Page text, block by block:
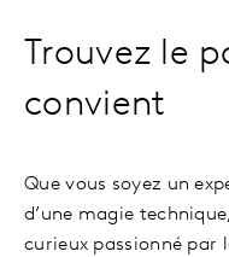
Trouvez le
convient
Que vous soyez un
d’une magie
curieux passionné par